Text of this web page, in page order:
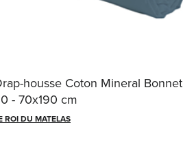
housse Coton Mineral Bonnet
- 70x190 cm
ROI DU MATELAS